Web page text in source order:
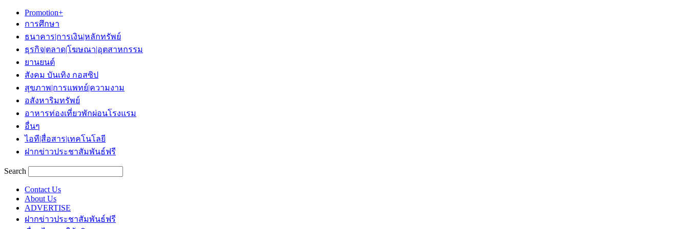
Promotion+
การศึกษา
ธนาคาร|การเงิน|หลักทรัพย์
ธุรกิจ|ตลาด|โฆษณา|อุตสาหกรรม
ยานยนต์
สังคม บันเทิง กอสซิป
สุขภาพ|การแพทย์|ความงาม
อสังหาริมทรัพย์
อาหารท่องเที่ยวพักผ่อนโรงแรม
อื่นๆ
ไอที|สื่อสาร|เทคโนโลยี
ฝากข่าวประชาสัมพันธ์ฟรี
Search
Contact Us
About Us
ADVERTISE
ฝากข่าวประชาสัมพันธ์ฟรี